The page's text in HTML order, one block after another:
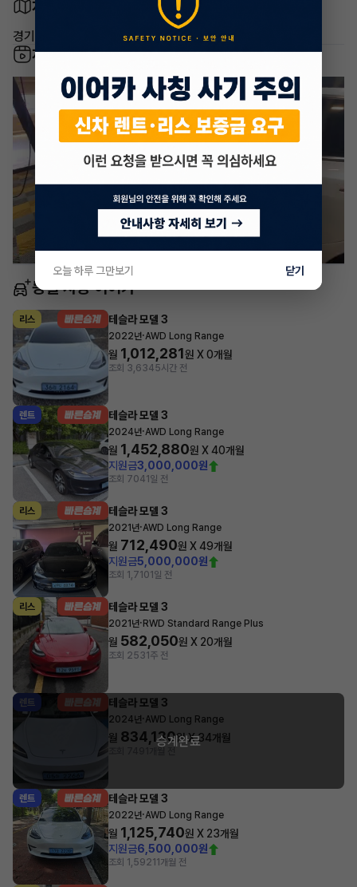
차량 위치
경기도 부천시 원미구
차량 영상
동일 차종 이어카
리스 테슬라 모델 3
2022년·AWD Long Range
월 1,012,281원 X0개월
조회 3,6345시간 전
렌트 테슬라 모델 3
2024년·AWD Long Range
월 1,452,880원 X40개월
지원금3,000,000원
조회 7041일 전
리스 테슬라 모델 3
2021년·AWD Long Range
월 712,490원 X49개월
지원금5,000,000원
조회 1,7101일 전
리스 테슬라 모델 3
2021년· RWD Standard Range Plus
월 582,050원 X 20개월
조회 2531주 전
렌트 테슬라 모델 3
2024년· AWD Long Range
월 834,130원 X34개월
승계완료
렌트 테슬라 모델 3
2022년·AWD Long Range
월 1,125,740원 X 23개월
지원금6,500,000원
조회 1,59211개월 전
오늘 하루 그만보기 닫기